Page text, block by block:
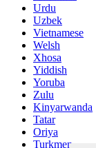
Urdu
Uzbek
Vietnamese
Welsh
Xhosa
Yiddish
Yoruba
Zulu
Kinyarwanda
Tatar
Oriya
Turkmen